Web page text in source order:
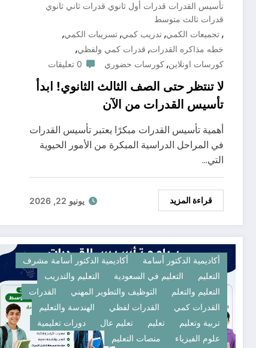
تأسيس القدرات قدرات أول ثانوي قدرات ثاني ثانوي
قدرات ثالث متوسط
, تجميعات الكمي, تدريب كمي, تسريبات الكمي,
خطه مذاكره القدرات, قدرات كمي ولفظي,
كورسات اونلاين, كورسات حضوري 0 تعليقات
لا تنتظر حتى الصف الثالث الثانوي! ابدأ
تأسيس القدرات من الآن
أهمية تأسيس القدرات مبكرًا يعتبر تأسيس القدرات
في المراحل الدراسية المبكرة من الأمور الحيوية
التي…
قراءة المزيد يونيو 22, 2026
أكاديمية الدكتور أسامة
أكاديمية الدكتور أسامة مشرف
التعليم
التعليم في السعودية
التعليم والتدريب
التعليم والتعلم
التوظيف والتطوير المهني
القدرات
القدرات كمي
القدرات لفظي
الهندسة والتعليم
تربية وتعليم
تعليم تعليم عال
دورات تعليمية
علوم الفيزياء
منصات التعليم